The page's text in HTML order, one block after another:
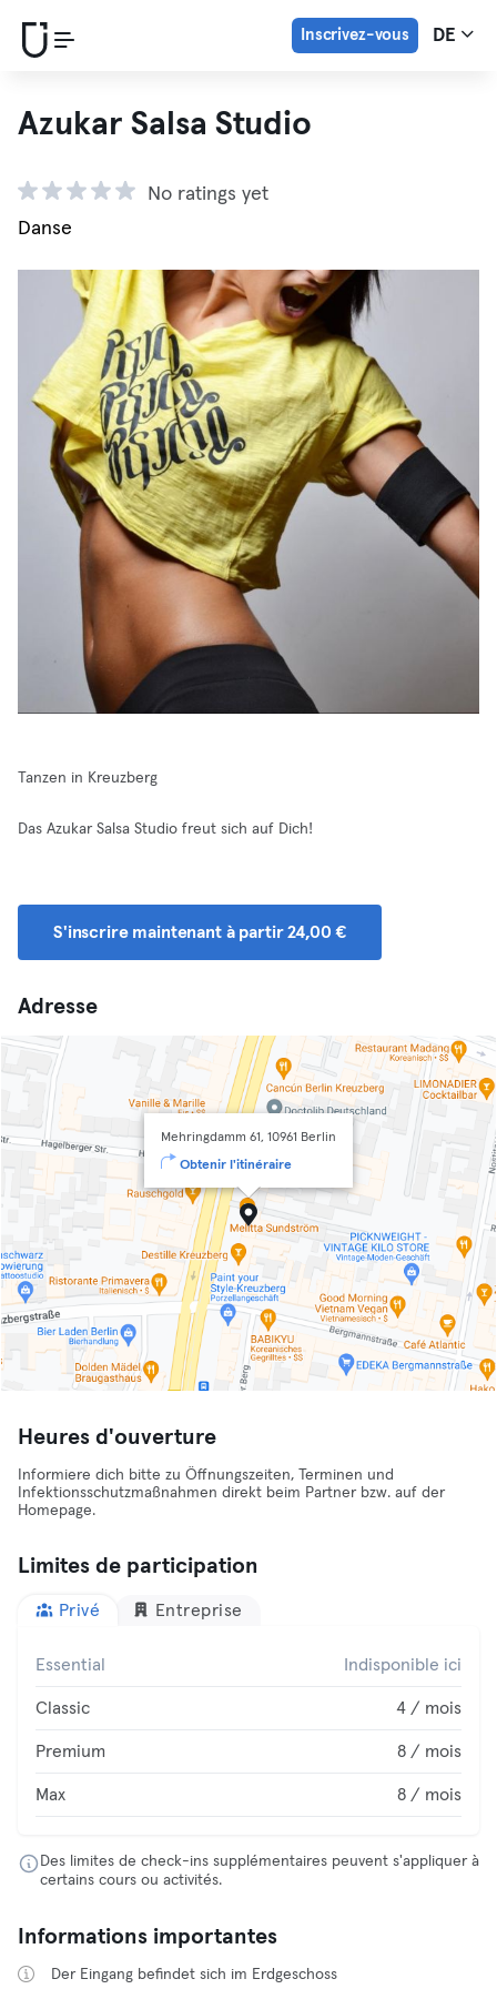
Inscrivez-vous DE
Azukar Salsa Studio
No ratings yet
Danse
Tanzen in Kreuzberg
Das Azukar Salsa Studio freut sich auf Dich!
S'inscrire maintenant à partir 24,00 €
Adresse
Mehringdamm 61, 10961 Berlin
Obtenir l'itinéraire
Heures d'ouverture
Informiere dich bitte zu Öffnungszeiten, Terminen und
Infektionsschutzmaßnahmen direkt beim Partner bzw. auf der
Homepage.
Limites de participation
Privé Entreprise
Essential Indisponible ici
Classic 4 / mois
Premium 8 / mois
Max 8 / mois
Des limites de check-ins supplémentaires peuvent s'appliquer à
certains cours ou activités.
Informations importantes
Der Eingang befindet sich im Erdgeschoss